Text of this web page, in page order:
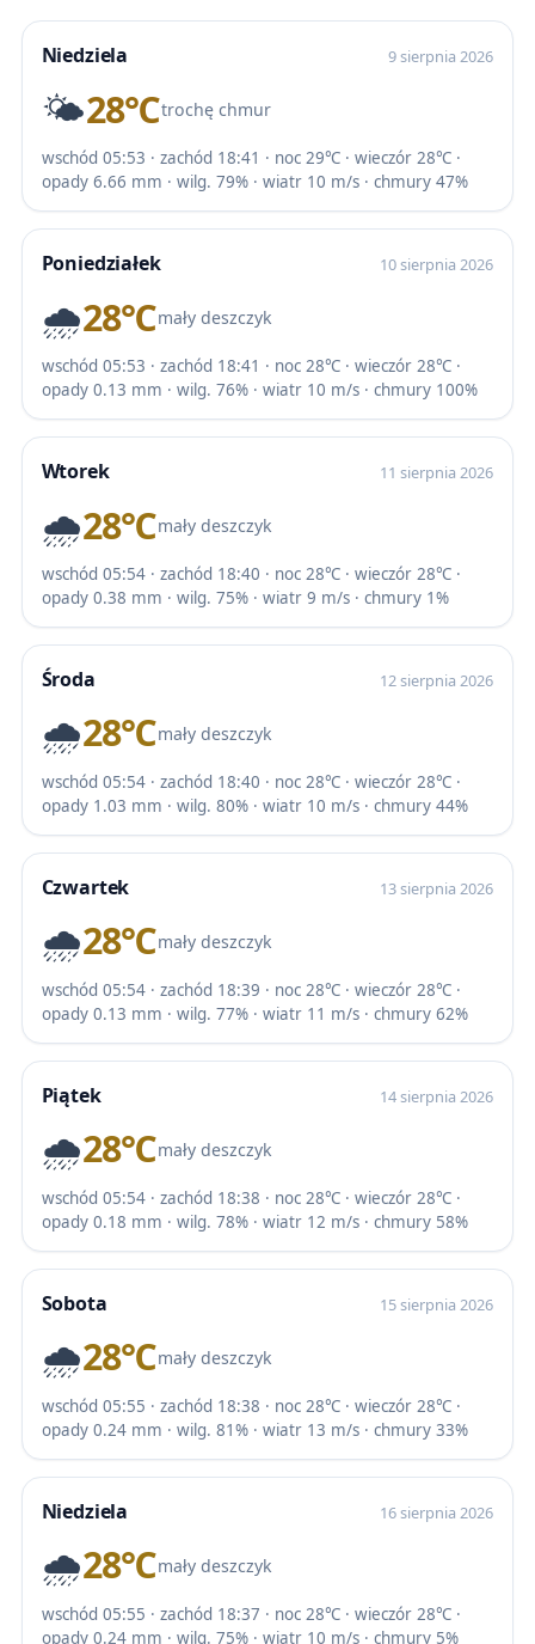
Niedziela 9 sierpnia 2026
🌤️28℃trochę chmur
wschód 05:53 · zachód 18:41 · noc 29℃ · wieczór 28℃ ·
opady 6.66 mm · wilg. 79% · wiatr 10 m/s · chmury 47%
Poniedziałek 10 sierpnia 2026
🌧️28℃mały deszczyk
wschód 05:53 · zachód 18:41 · noc 28℃ · wieczór 28℃ ·
opady 0.13 mm · wilg. 76% · wiatr 10 m/s · chmury 100%
Wtorek 11 sierpnia 2026
🌧️28℃mały deszczyk
wschód 05:54 · zachód 18:40 · noc 28℃ · wieczór 28℃ ·
opady 0.38 mm · wilg. 75% · wiatr 9 m/s · chmury 1%
Środa 12 sierpnia 2026
🌧️28℃mały deszczyk
wschód 05:54 · zachód 18:40 · noc 28℃ · wieczór 28℃ ·
opady 1.03 mm · wilg. 80% · wiatr 10 m/s · chmury 44%
Czwartek 13 sierpnia 2026
🌧️28℃mały deszczyk
wschód 05:54 · zachód 18:39 · noc 28℃ · wieczór 28℃ ·
opady 0.13 mm · wilg. 77% · wiatr 11 m/s · chmury 62%
Piątek 14 sierpnia 2026
🌧️28℃mały deszczyk
wschód 05:54 · zachód 18:38 · noc 28℃ · wieczór 28℃ ·
opady 0.18 mm · wilg. 78% · wiatr 12 m/s · chmury 58%
Sobota 15 sierpnia 2026
🌧️28℃mały deszczyk
wschód 05:55 · zachód 18:38 · noc 28℃ · wieczór 28℃ ·
opady 0.24 mm · wilg. 81% · wiatr 13 m/s · chmury 33%
Niedziela 16 sierpnia 2026
🌧️28℃mały deszczyk
wschód 05:55 · zachód 18:37 · noc 28℃ · wieczór 28℃ ·
opady 0.24 mm · wilg. 75% · wiatr 10 m/s · chmury 5%